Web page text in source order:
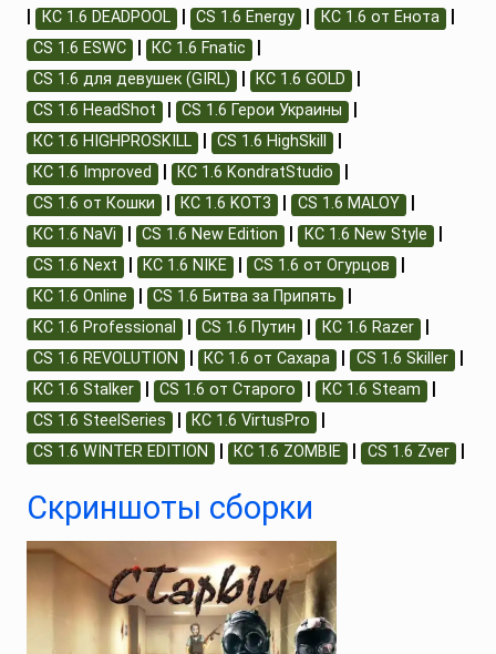
| КС 1.6 DEADPOOL | CS 1.6 Energy | КС 1.6 от Енота |
CS 1.6 ESWC | КС 1.6 Fnatic |
CS 1.6 для девушек (GIRL) | КС 1.6 GOLD |
CS 1.6 HeadShot | CS 1.6 Герои Украины |
КС 1.6 HIGHPROSKILL | CS 1.6 HighSkill |
КС 1.6 Improved | КС 1.6 KondratStudio |
CS 1.6 от Кошки | КС 1.6 KOT3 | CS 1.6 MALOY |
КС 1.6 NaVi | CS 1.6 New Edition | КС 1.6 New Style |
CS 1.6 Next | КС 1.6 NIKE | CS 1.6 от Огурцов |
КС 1.6 Online | CS 1.6 Битва за Припять |
КС 1.6 Professional | CS 1.6 Путин | КС 1.6 Razer |
CS 1.6 REVOLUTION | КС 1.6 от Сахара | CS 1.6 Skiller |
КС 1.6 Stalker | CS 1.6 от Старого | КС 1.6 Steam |
CS 1.6 SteelSeries | КС 1.6 VirtusPro |
CS 1.6 WINTER EDITION | КС 1.6 ZOMBIE | CS 1.6 Zver |
Скриншоты сборки